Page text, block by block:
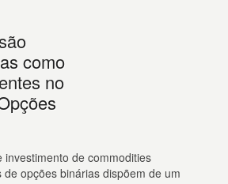
como
no
investimento de commodities
opções binárias dispõem de um